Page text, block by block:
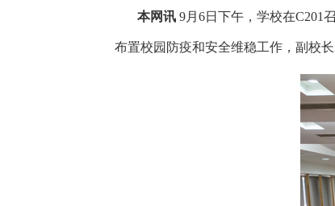
本网讯 9月6日下午，学校在C201
布置校园防疫和安全维稳工作，副校